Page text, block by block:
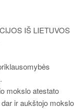
IŠ LIETUVOS
mokslo atestato
ir aukštojo mokslo